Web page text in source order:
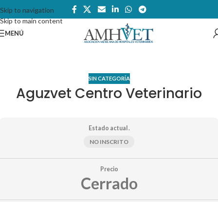
Skip to navigation
Skip to main content
MENÚ
SIN CATEGORÍA
Aguzvet Centro Veterinario
Estado actual .
NO INSCRITO
Precio
Cerrado